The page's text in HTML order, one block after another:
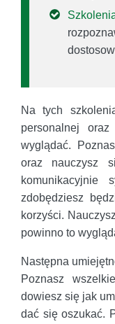
Na tych
personalnej
wyglądać.
oraz nauczysz
komunikacyjnie
zdobędziesz
korzyści.
powinno to
Następna
Poznasz
dowiesz się jak
dać się oszukać.